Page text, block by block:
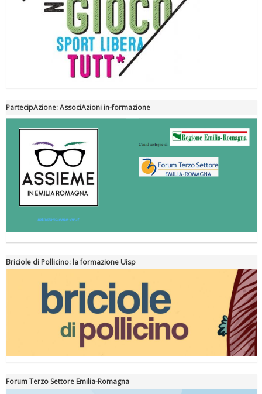
Tiziano Pesce nel Cda di Fondazione Terzjus: prima riunione a
PartecipAzione: AssociAzioni in-formazione
Briciole di Pollicino: la formazione Uisp
Forum Terzo Settore Emilia-Romagna